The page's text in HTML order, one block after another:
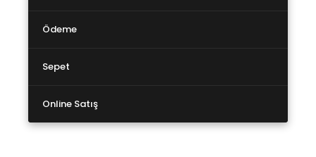
Ödeme
Sepet
Online Satış